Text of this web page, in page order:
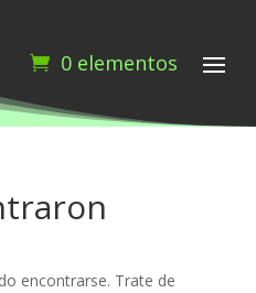
0 elementos
encontrarse. Trate de